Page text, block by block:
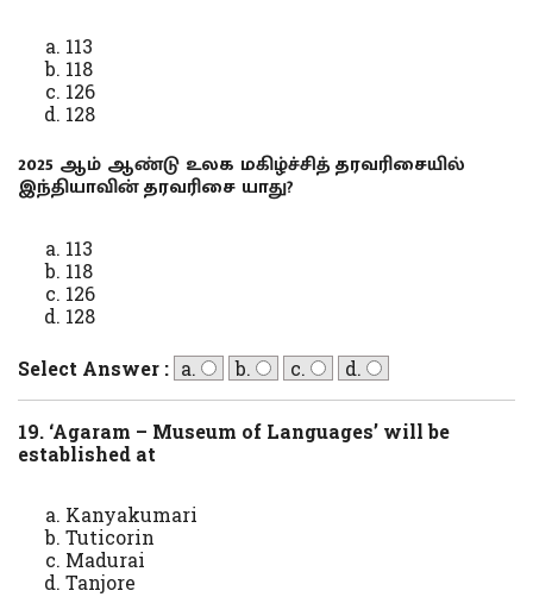
113
118
126
128
2025 ஆம் ஆண்டு உலக மகிழ்ச்சித் தரவரிசையில்
இந்தியாவின் தரவரிசை யாது?
113
118
126
128
Select Answer : a. b. c. d.
19. ‘Agaram – Museum of Languages’ will be
established at
Kanyakumari
Tuticorin
Madurai
Tanjore